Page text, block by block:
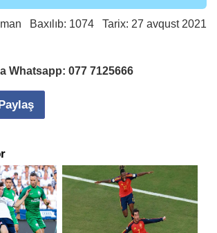
Baxılıb: 1074 Tarix: 27 avqust 2021
Whatsapp: 077 7125666